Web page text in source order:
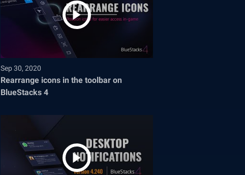
Sep 30, 2020
Rearrange icons in the toolbar on
BlueStacks 4